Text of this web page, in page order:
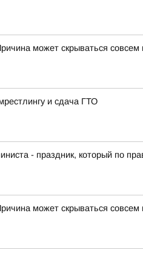
может скрываться
и сдача ГТО
- праздник, который по
может скрываться